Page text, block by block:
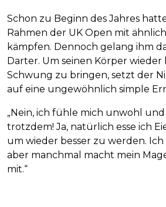
Schon zu Beginn des Jahres
Rahmen der UK Open mit
kämpfen. Dennoch gelang ihm
Darter. Um seinen Körper wieder
Schwung zu bringen, setzt der
auf eine ungewöhnlich simple
„Nein, ich fühle mich unwohl
trotzdem! Ja, natürlich esse ich
um wieder besser zu werden.
aber manchmal macht mein
mit.“